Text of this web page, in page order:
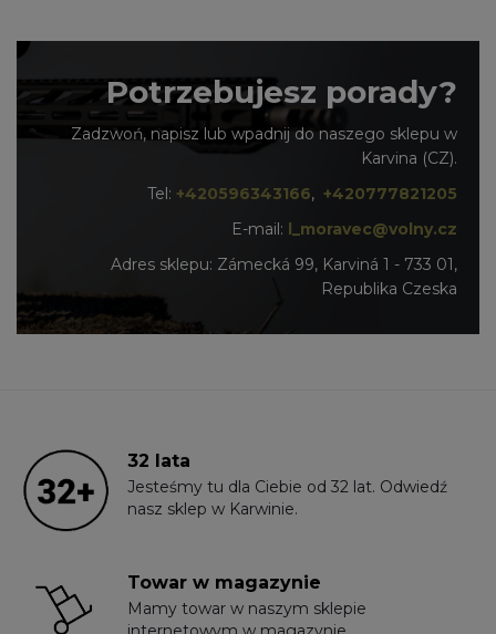
Potrzebujesz porady?
Zadzwoń, napisz lub wpadnij do naszego sklepu w
Karvina (CZ).
Tel: +420596343166, +420777821205
E-mail: l_moravec@volny.cz
Adres sklepu: Zámecká 99, Karviná 1 - 733 01,
Republika Czeska
32 lata
Jesteśmy tu dla Ciebie od 32 lat. Odwiedź
nasz sklep w Karwinie.
Towar w magazynie
Mamy towar w naszym sklepie